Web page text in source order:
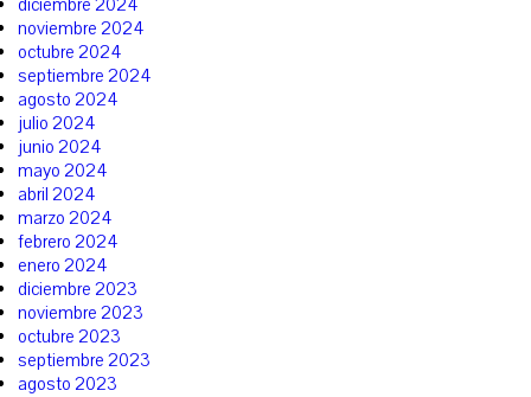
diciembre 2024
noviembre 2024
octubre 2024
septiembre 2024
agosto 2024
julio 2024
junio 2024
mayo 2024
abril 2024
marzo 2024
febrero 2024
enero 2024
diciembre 2023
noviembre 2023
octubre 2023
septiembre 2023
agosto 2023